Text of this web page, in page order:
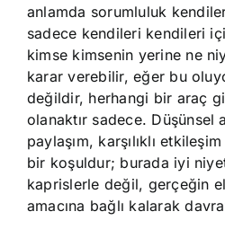
anlamda sorumluluk
sadece kendileri kendileri
kimse kimsenin yerine ne
karar verebilir, eğer bu
değildir, herhangi bir araç
olanaktır sadece. Düşünsel
paylaşım, karşılıklı
bir koşuldur; burada iyi
kaprislerle değil, gerçeğin
amacına bağlı kalarak